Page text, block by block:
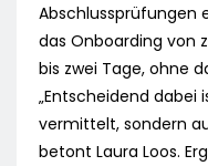
Abschlussprüfungen
das Onboarding von
bis zwei Tage, ohne
„Entscheidend dabei
vermittelt, sondern
betont Laura Loos.